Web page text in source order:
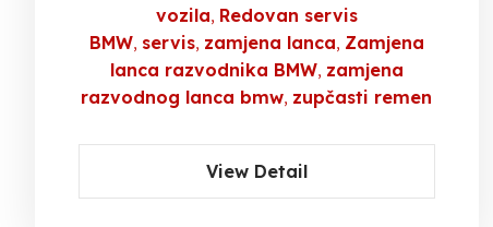
vozila Redovan servis
BMW servis zamjena lanca Zamjena
lanca razvodnika BMW zamjena
razvodnog lanca bmw zupčasti remen
View Detail